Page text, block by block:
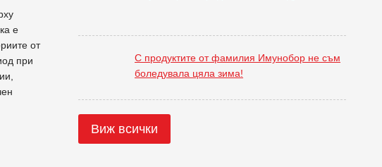
е
от
при
С продуктите от фамилия Имунобор не съм
боледувала цяла зима!
Виж всички